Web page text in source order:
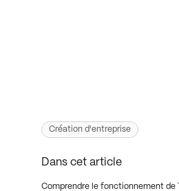
Création d'entreprise
Dans cet article
Comprendre le fonctionnement de